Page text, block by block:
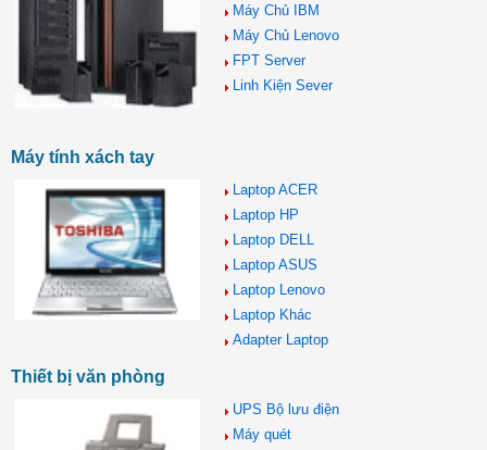
Máy Chủ IBM
Máy Chủ Lenovo
FPT Server
Linh Kiện Sever
Máy tính xách tay
Laptop ACER
Laptop HP
Laptop DELL
Laptop ASUS
Laptop Lenovo
Laptop Khác
Adapter Laptop
Thiết bị văn phòng
UPS Bộ lưu điện
Máy quét